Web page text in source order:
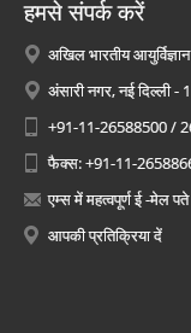
हमसे संपर्क करें
अखिल भारतीय
अंसारी नगर, नई दिल्ली -
+91-11-26588500 /
फैक्स: +91-11-
एम्स में महत्वपूर्ण ई -मेल पते
आपकी प्रतिक्रिया दें